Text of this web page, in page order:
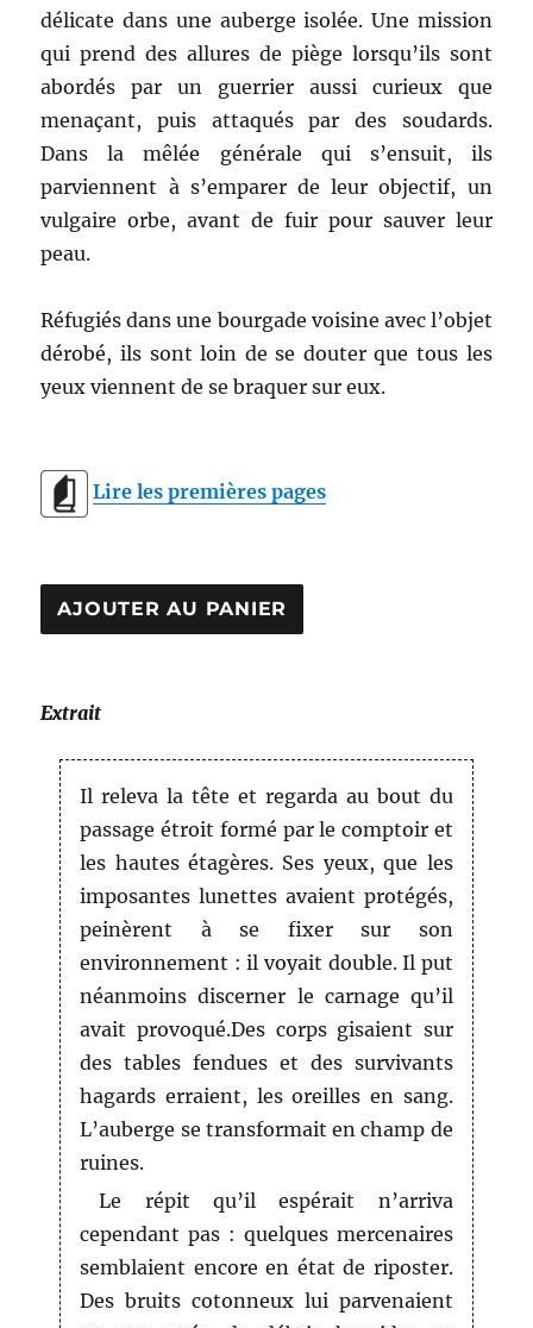
délicate dans une auberge isolée. Une mission
qui prend des allures de piège lorsqu’ils sont
abordés par un guerrier aussi curieux que
menaçant, puis attaqués par des soudards.
Dans la mêlée générale qui s’ensuit, ils
parviennent à s’emparer de leur objectif, un
vulgaire orbe, avant de fuir pour sauver leur
peau.
Réfugiés dans une bourgade voisine avec l’objet
dérobé, ils sont loin de se douter que tous les
yeux viennent de se braquer sur eux.
Lire les premières pages
Extrait
Il releva la tête et regarda au bout du
passage étroit formé par le comptoir et
les hautes étagères. Ses yeux, que les
imposantes lunettes avaient protégés,
peinèrent à se fixer sur son
environnement : il voyait double. Il put
néanmoins discerner le carnage qu’il
avait provoqué.Des corps gisaient sur
des tables fendues et des survivants
hagards erraient, les oreilles en sang.
L’auberge se transformait en champ de
ruines.
Le répit qu’il espérait n’arriva
cependant pas : quelques mercenaires
semblaient encore en état de riposter.
Des bruits cotonneux lui parvenaient